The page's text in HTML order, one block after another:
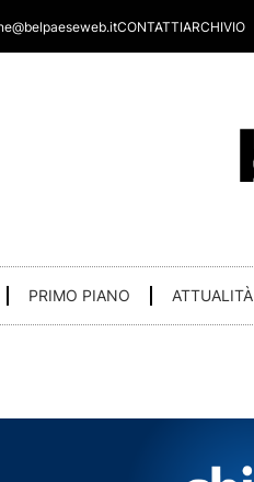
CONTATTIARCHIVIO
PRIMO PIANO ATTUALITÀ